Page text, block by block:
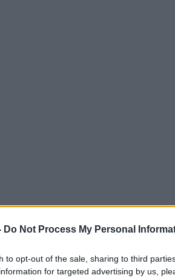
Do Not Process My Personal
to opt-out of the sale, sharing to third
for targeted advertising by us,